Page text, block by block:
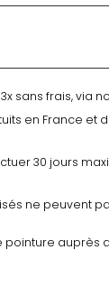
sans frais, via
en France et
30 jours
ne peuvent
auprès